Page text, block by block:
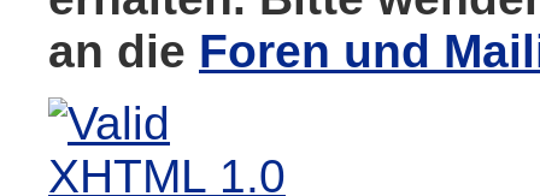
an die Foren und